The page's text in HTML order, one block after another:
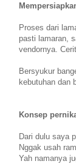
Proses dari
pasti lamaran,
vendornya.
Bersyukur
kebutuhan dan
Konsep
Dari dulu saya
Nggak usah
Yah namanya